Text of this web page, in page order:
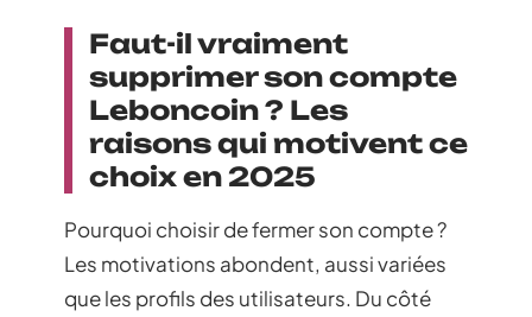
Faut-il vraiment
supprimer son compte
Leboncoin ? Les
raisons qui motivent ce
choix en 2025
Pourquoi choisir de fermer son compte ?
Les motivations abondent, aussi variées
que les profils des utilisateurs. Du côté